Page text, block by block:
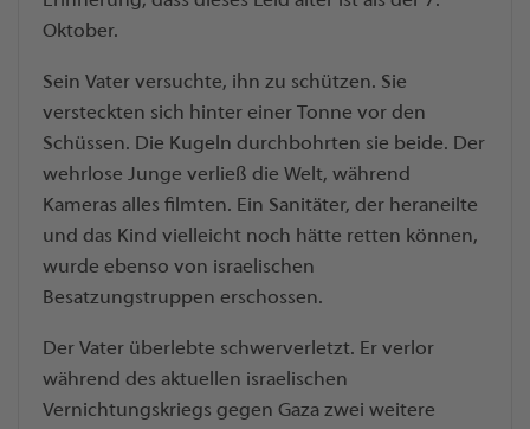
Oktober.
Sein Vater versuchte, ihn zu schützen. Sie
versteckten sich hinter einer Tonne vor den
Schüssen. Die Kugeln durchbohrten sie beide. Der
wehrlose Junge verließ die Welt, während
Kameras alles filmten. Ein Sanitäter, der heraneilte
und das Kind vielleicht noch hätte retten können,
wurde ebenso von israelischen
Besatzungstruppen erschossen.
Der Vater überlebte schwerverletzt. Er verlor
während des aktuellen israelischen
Vernichtungskriegs gegen Gaza zwei weitere